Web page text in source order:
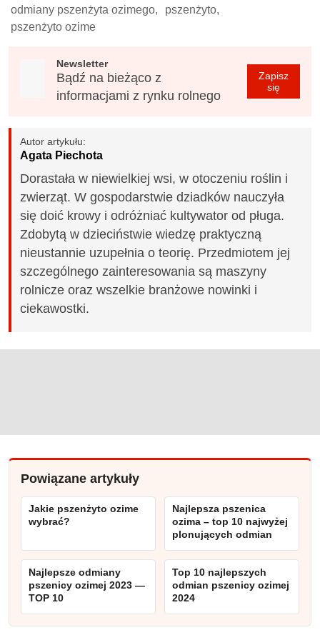
odmiany pszenżyta ozimego,
pszenżyto,
pszenżyto ozime
Newsletter
Bądź na bieżąco z
informacjami z rynku rolnego
Zapisz
się
Autor artykułu:
Agata Piechota
Dorastała w niewielkiej wsi, w otoczeniu roślin i
zwierząt. W gospodarstwie dziadków nauczyła
się doić krowy i odróżniać kultywator od pługa.
Zdobytą w dzieciństwie wiedzę praktyczną
nieustannie uzupełnia o teorię. Przedmiotem jej
szczególnego zainteresowania są maszyny
rolnicze oraz wszelkie branżowe nowinki i
ciekawostki.
Powiązane artykuły
Jakie pszenżyto ozime
wybrać?
Najlepsza pszenica
ozima – top 10 najwyżej
plonujących odmian
Najlepsze odmiany
pszenicy ozimej 2023 —
TOP 10
Top 10 najlepszych
odmian pszenicy ozimej
2024